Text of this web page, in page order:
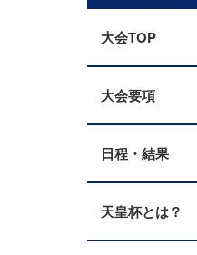
大会TOP
大会要項
日程・結果
天皇杯とは？